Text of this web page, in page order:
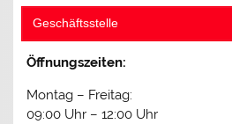
Geschäftsstelle
Öffnungszeiten:
Montag – Freitag:
09:00 Uhr – 12:00 Uhr